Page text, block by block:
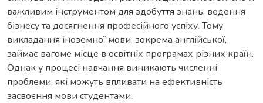
важливим інструментом для здобуття знань, ведення
бізнесу та досягнення професійного успіху. Тому
викладання іноземної мови, зокрема англійської,
займає вагоме місце в освітніх програмах різних країн.
Однак у процесі навчання виникають численні
проблеми, які можуть впливати на ефективність
засвоєння мови студентами.